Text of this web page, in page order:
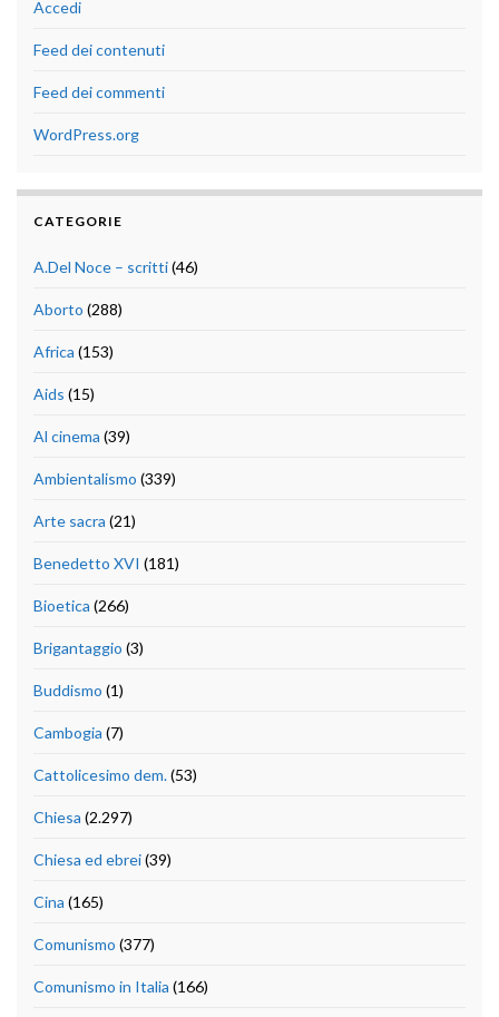
Accedi
Feed dei contenuti
Feed dei commenti
WordPress.org
CATEGORIE
A.Del Noce – scritti(46)
Aborto (288)
Africa (153)
Aids (15)
Al cinema (39)
Ambientalismo (339)
Arte sacra (21)
Benedetto XVI (181)
Bioetica (266)
Brigantaggio (3)
Buddismo (1)
Cambogia (7)
Cattolicesimo dem.(53)
Chiesa (2.297)
Chiesa ed ebrei(39)
Cina (165)
Comunismo (377)
Comunismo in Italia (166)